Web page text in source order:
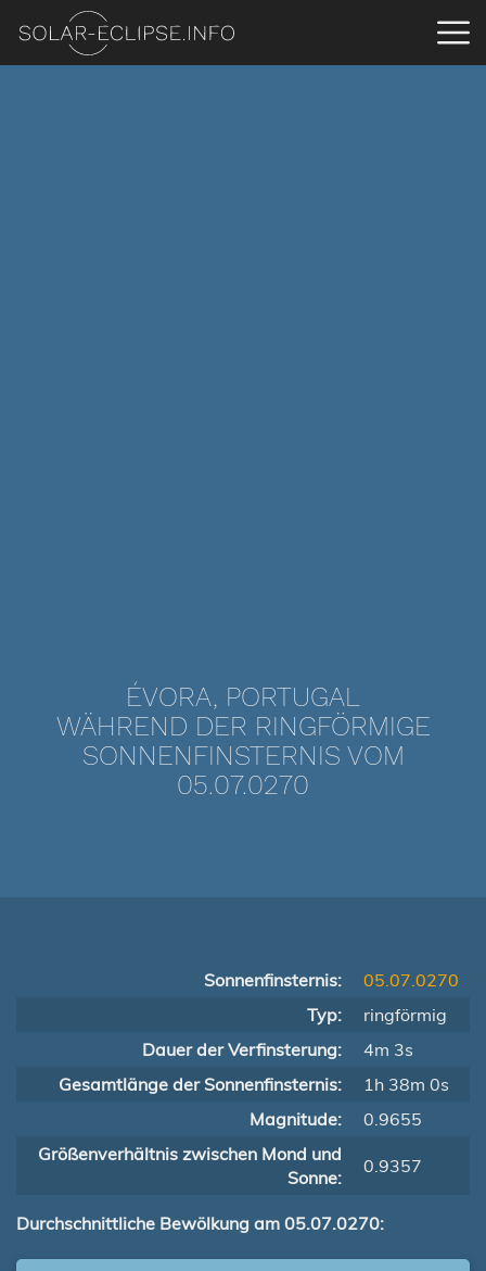
ÉVORA, PORTUGAL
WÄHREND DER RINGFÖRMIGE
SONNENFINSTERNIS VOM
05.07.0270
Sonnenfinsternis:
05.07.0270
Typ:
ringförmig
Dauer der Verfinsterung:
4m 3s
Gesamtlänge der Sonnenfinsternis:
1h 38m 0s
Magnitude:
0.9655
Größenverhältnis zwischen Mond und
Sonne:
0.9357
Durchschnittliche Bewölkung am 05.07.0270: